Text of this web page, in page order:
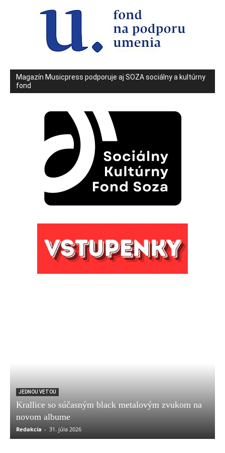
Magazín Musicpress podporuje aj SOZA sociálny a kultúrny
fond
JEDNOU VETOU
Krallice so súčasným black metalovým zvukom na
novom albume
Redakcia - 31. júla 2026